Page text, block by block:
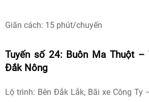
Giãn cách: 15 phút/chuyến
Tuyến số 24: Buôn Ma Thuột –
Đắk Nông
Lộ trình: Bên Đắk Lắk, Bãi xe Công Ty